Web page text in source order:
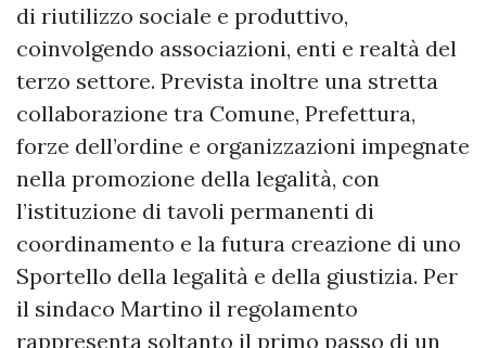
di riutilizzo sociale e produttivo,
coinvolgendo associazioni, enti e realtà del
terzo settore. Prevista inoltre una stretta
collaborazione tra Comune, Prefettura,
forze dell’ordine e organizzazioni impegnate
nella promozione della legalità, con
l’istituzione di tavoli permanenti di
coordinamento e la futura creazione di uno
Sportello della legalità e della giustizia. Per
il sindaco Martino il regolamento
rappresenta soltanto il primo passo di un